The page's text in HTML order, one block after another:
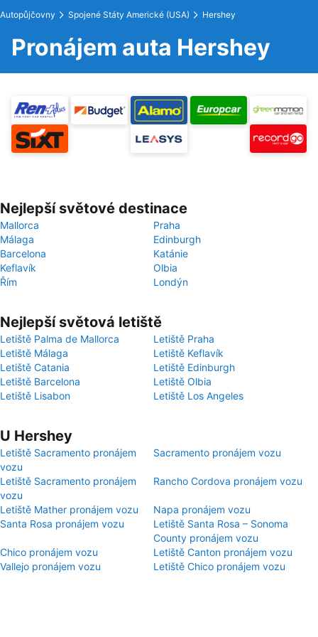
Autopůjčovny Spojené Státy Americké (USA) Hershey
Pronájem auta Hershey
Nejlepší světové destinace
Mallorca
Praha
Málaga
Edinburgh
Barcelona
Katánie
Keflavík
Olbia
Řím
Londýn
Nejlepší světová letiště
Letiště Palma de Mallorca
Letiště Praha
Letiště Málaga
Letiště Keflavík
Letiště Catania
Letiště Edinburgh
Letiště Barcelona
Letiště Olbia
Letiště Lisabon
Letiště Los Angeles
U Hershey
Letiště Sacramento pronájem
vozu
Sacramento pronájem vozu
Letiště Sacramento pronájem
vozu
Rancho Cordova pronájem vozu
Letiště Mather pronájem vozu
Napa pronájem vozu
Santa Rosa pronájem vozu
Letiště Santa Rosa – Sonoma
County pronájem vozu
Chico pronájem vozu
Letiště Canton pronájem vozu
Vallejo pronájem vozu
Letiště Chico pronájem vozu